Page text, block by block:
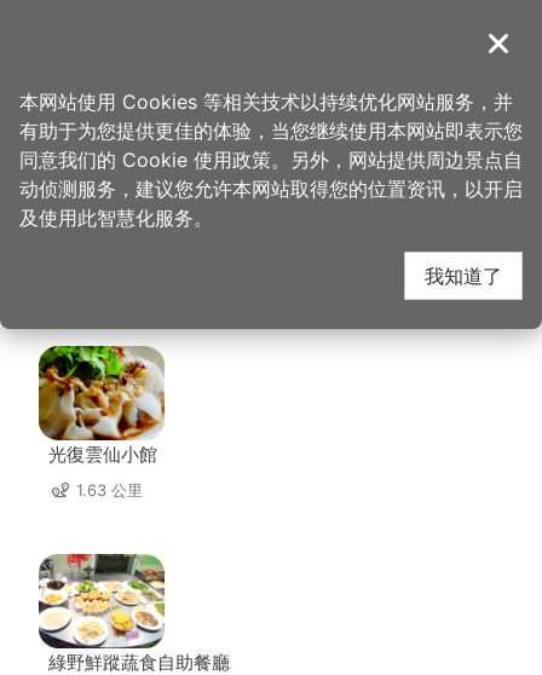
導覽
首页 > 想去的地方 > 美食、购物 > 食一碗秋香的味道
食一碗秋香的味道 周边
店家
光復雲仙小館
1.63 公里
綠野鮮蹤蔬食自助餐廳
关闭
本网站使用 Cookies 等相关技术以持续优化网站服务，并
有助于为您提供更佳的体验，当您继续使用本网站即表示您
同意我们的 Cookie 使用政策。另外，网站提供周边景点自
动侦测服务，建议您允许本网站取得您的位置资讯，以开启
及使用此智慧化服务。
我知道了